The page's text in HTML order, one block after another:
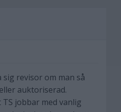
revisor om man så
auktoriserad.
jobbar med vanlig